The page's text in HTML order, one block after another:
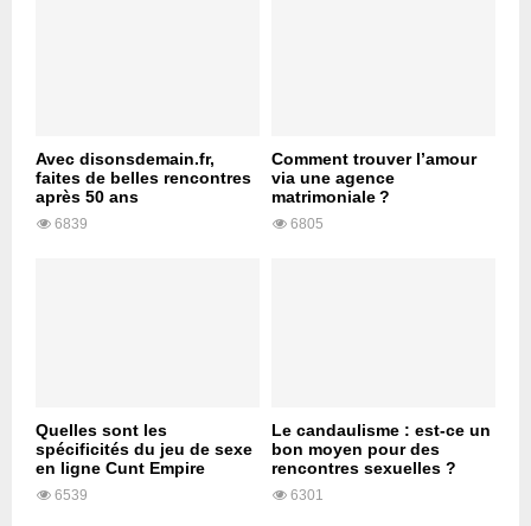
Avec disonsdemain.fr,
faites de belles rencontres
après 50 ans
6839
Comment trouver l’amour
via une agence
matrimoniale ?
6805
Quelles sont les
spécificités du jeu de sexe
en ligne Cunt Empire
6539
Le candaulisme : est-ce un
bon moyen pour des
rencontres sexuelles ?
6301